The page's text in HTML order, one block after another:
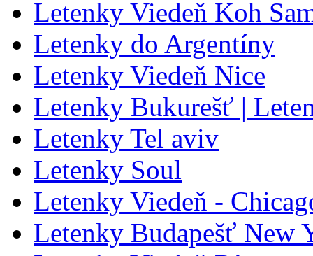
Letenky Viedeň Koh
Letenky do Argentíny
Letenky Viedeň Nice
Letenky Bukurešť |
Letenky Tel aviv
Letenky Soul
Letenky Viedeň -
Letenky Budapešť New